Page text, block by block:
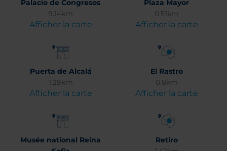
Palacio de Congresos
9.14km
Afficher la carte
Plaza Mayor
0.51km
Afficher la carte
Puerta de Alcalá
1.29km
Afficher la carte
El Rastro
0.8km
Afficher la carte
Musée national Reina
Retiro